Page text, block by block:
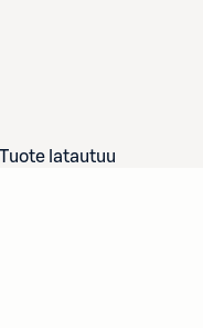
Tuote latautuu